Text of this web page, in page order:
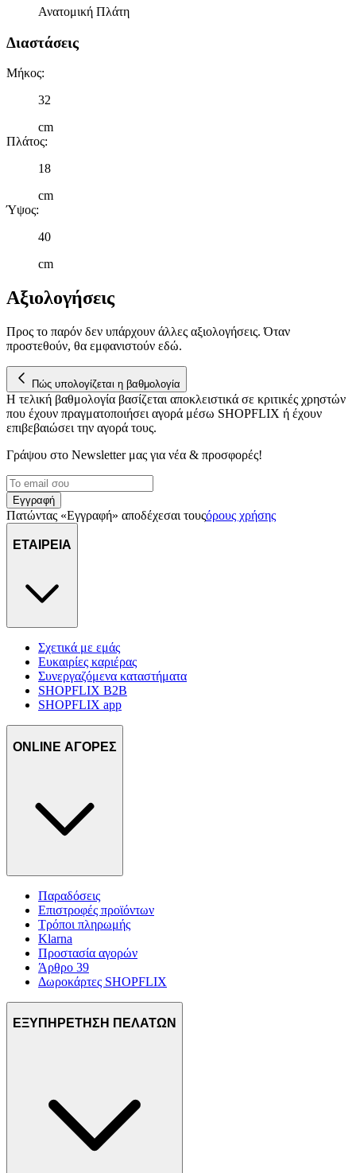
στη συσκευή σας, με σκοπό την προβολή εξατομικευμένων
διαφημίσεων και περιεχομένου, τις μετρήσεις σχετικά με
διαφημίσεις και περιεχόμενο, την καλύτερη εικόνα του κοινού
μας και την ανάπτυξη προϊόντων. Επίσης, κοινοποιούμε
πληροφορίες σχετικά με την από μέρους σας χρήση της
δικτύωσης, διαφημίσεων και ανάλυσης.
Ανατομική Πλάτη
Διαστάσεις
Μήκος:
32
cm
Πλάτος:
18
cm
Ύψος:
40
cm
Αξιολογήσεις
Προς το παρόν δεν υπάρχουν άλλες αξιολογήσεις. Όταν
προστεθούν, θα εμφανιστούν εδώ.
Πώς υπολογίζεται η βαθμολογία
Η τελική βαθμολογία βασίζεται αποκλειστικά σε κριτικές χρηστών
που έχουν πραγματοποιήσει αγορά μέσω SHOPFLIX ή έχουν
επιβεβαιώσει την αγορά τους.
Γράψου στο Νewsletter μας για νέα & προσφορές!
Εγγραφή
Πατώντας «Εγγραφή» αποδέχεσαι τουςόρους χρήσης
ΕΤΑΙΡΕΙΑ
Σχετικά με εμάς
Ευκαιρίες καριέρας
Συνεργαζόμενα καταστήματα
SHOPFLIX B2B
SHOPFLIX app
ONLINE ΑΓΟΡΕΣ
Παραδόσεις
Επιστροφές προϊόντων
Τρόποι πληρωμής
Klarna
Προστασία αγορών
Άρθρο 39
Δωροκάρτες SHOPFLIX
ΕΞΥΠΗΡΕΤΗΣΗ ΠΕΛΑΤΩΝ